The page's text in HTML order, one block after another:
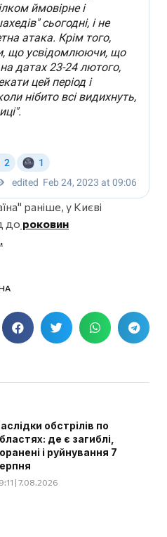
раніше, у Києві
до роковин
обстрілів по
де є загиблі,
і руйнування 7
| 7.08.2026